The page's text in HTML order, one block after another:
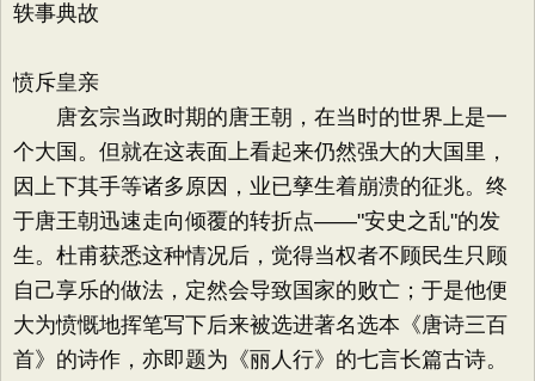
轶事典故
愤斥皇亲
唐玄宗当政时期的唐王朝，在当时的世界上是一
个大国。但就在这表面上看起来仍然强大的大国里，
因上下其手等诸多原因，业已孳生着崩溃的征兆。终
于唐王朝迅速走向倾覆的转折点——"安史之乱"的发
生。杜甫获悉这种情况后，觉得当权者不顾民生只顾
自己享乐的做法，定然会导致国家的败亡；于是他便
大为愤慨地挥笔写下后来被选进著名选本《唐诗三百
首》的诗作，亦即题为《丽人行》的七言长篇古诗。